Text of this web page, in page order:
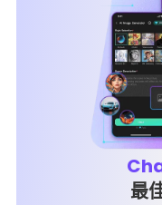
最